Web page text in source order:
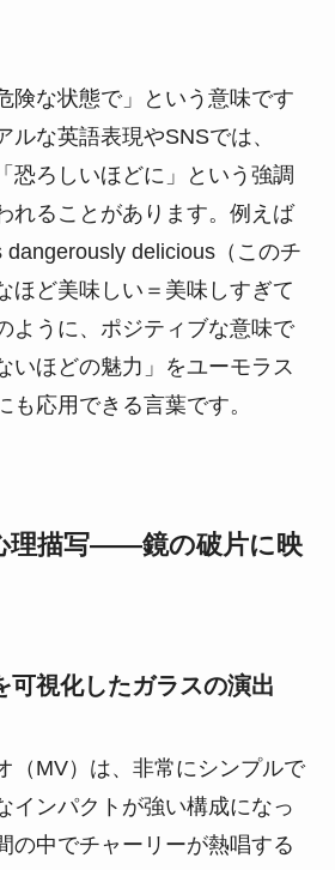
険な状態で」という意味です
ルな英語表現やSNSでは、
恐ろしいほどに」という強調
れることがあります。例えば
dangerously delicious（このチ
ほど美味しい＝美味しすぎて
ように、ポジティブな意味で
いほどの魅力」をユーモラス
も応用できる言葉です。
理描写――鏡の破片に映
可視化したガラスの演出
（MV）は、非常にシンプルで
インパクトが強い構成になっ
の中でチャーリーが熱唱する